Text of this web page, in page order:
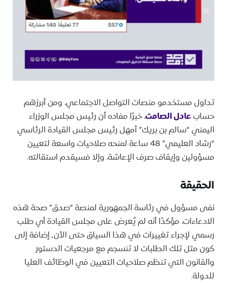
تداول مستخدمو منصات التواصل الاجتماعي، ومن أبرزهم
حسابعادل الصامت، خبرًا مفاده أن رئيس مجلس الوزراء
اليمني “سالم بن بريك” أمهل رئيس مجلس القيادة الرئاسي
“رشاد العليمي” 48 ساعة لمنحه صلاحيات واسعة لتعيين
مسؤولين وإيقاف صرف الإعاشة، وإلا فسيقدم استقالته.
الحقيقة
نفى مسؤول في رئاسة الجمهورية لمنصة “صدق” صحة هذه
الادعاءات، مؤكدًا أنه لم يُعرض على مجلس القيادة أي طلب
رسمي لإجراء تغييرات في هذا السياق حتى الآن٬ إضافة إلى
كون مثل تلك الطلبات لا تنسجم مع مرجعيات الدستور
والقانون التي تنظم صلاحيات التعيين في الوظائف العليا
للدولة.